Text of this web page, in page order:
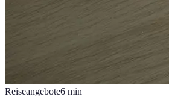
Reiseangebote6 min